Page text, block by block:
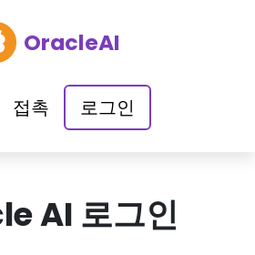
OracleAI
접촉 로그인
AI 로그인